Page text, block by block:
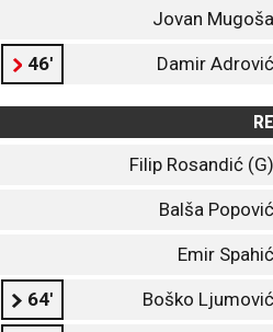
Jovan Mugoša
46' Damir Adrović
Filip Rosandić (G)
Balša Popović
Emir Spahić
64' Boško Ljumović